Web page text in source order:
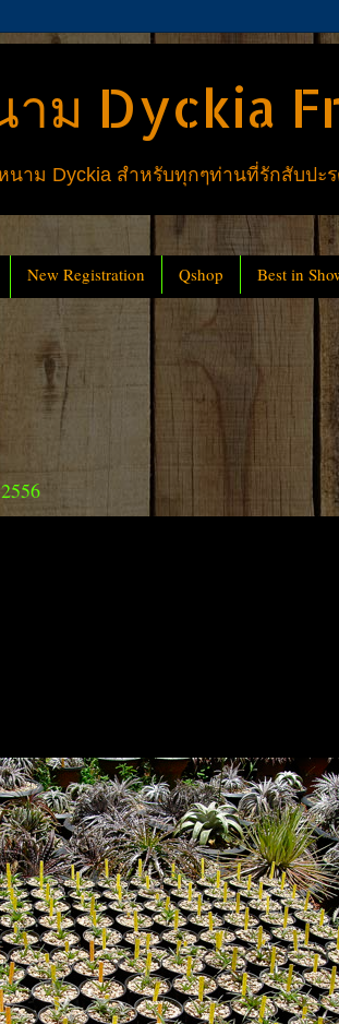
ม Dyckia
าม Dyckia สำหรับทุกๆท่านที่รักสับปะร
New Registration Qshop Best in